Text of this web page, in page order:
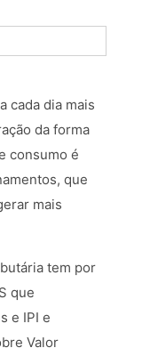
cada dia mais
da forma
consumo é
que
mais
tem por
que
e IPI e
Valor